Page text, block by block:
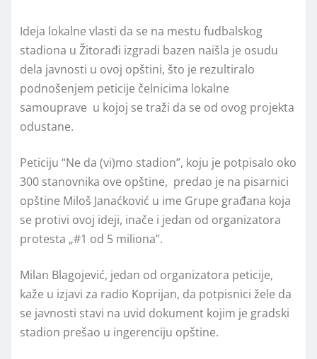
Ideja lokalne vlasti da se na mestu fudbalskog
stadiona u Žitorađi izgradi bazen naišla je osudu
dela javnosti u ovoj opštini, što je rezultiralo
podnošenjem peticije čelnicima lokalne
samouprave u kojoj se traži da se od ovog projekta
odustane.
Peticiju “Ne da (vi)mo stadion”, koju je potpisalo oko
300 stanovnika ove opštine, predao je na pisarnici
opštine Miloš Janaćković u ime Grupe građana koja
se protivi ovoj ideji, inače i jedan od organizatora
protesta „#1 od 5 miliona”.
Milan Blagojević, jedan od organizatora peticije,
kaže u izjavi za radio Koprijan, da potpisnici žele da
se javnosti stavi na uvid dokument kojim je gradski
stadion prešao u ingerenciju opštine.